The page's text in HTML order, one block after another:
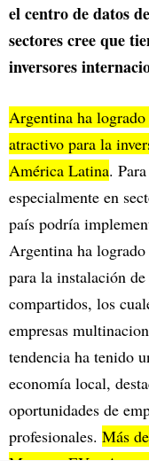
el centro de datos
sectores cree que
inversores
Argentina ha
atractivo para la
América Latina.
especialmente en
país podría
Argentina ha
para la instalación
compartidos, los
empresas
tendencia ha tenido
economía local,
oportunidades de
profesionales. Más
Morgan, EY y